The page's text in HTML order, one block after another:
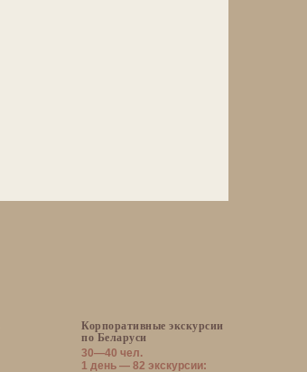
Корпоративные экскурсии
по Беларуси
30—40 чел.
1 день — 82 экскурсии: